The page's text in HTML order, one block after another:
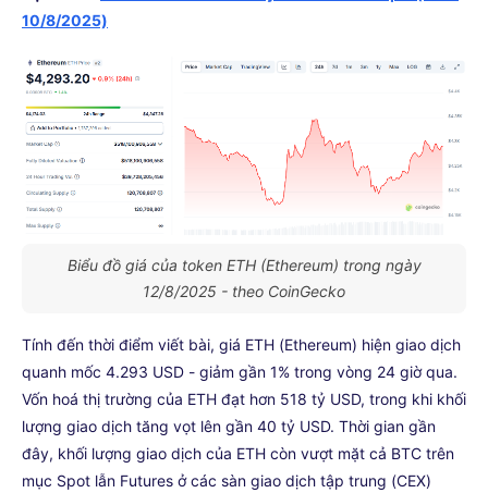
10/8/2025)
Biểu đồ giá của token ETH (Ethereum) trong ngày
12/8/2025 - theo CoinGecko
Tính đến thời điểm viết bài, giá ETH (Ethereum) hiện giao dịch
quanh mốc 4.293 USD - giảm gần 1% trong vòng 24 giờ qua.
Vốn hoá thị trường của ETH đạt hơn 518 tỷ USD, trong khi khối
lượng giao dịch tăng vọt lên gần 40 tỷ USD. Thời gian gần
đây, khối lượng giao dịch của ETH còn vượt mặt cả BTC trên
mục Spot lẫn Futures ở các sàn giao dịch tập trung (CEX)